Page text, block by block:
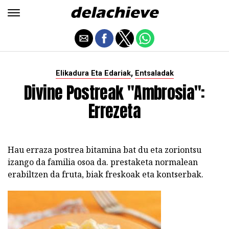
Elikadura Eta Edariak, Entsaladak
Divine Postreak "Ambrosia":
Errezeta
Hau erraza postrea bitamina bat du eta zoriontsu
izango da familia osoa da. prestaketa normalean
erabiltzen da fruta, biak freskoak eta kontserbak.